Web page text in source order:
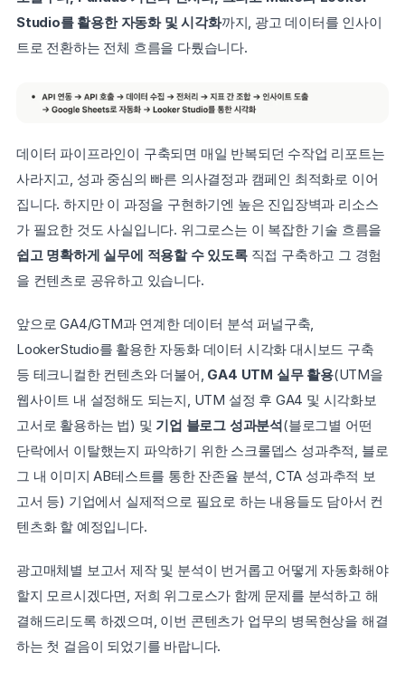
Studio를 활용한 자동화 및 시각화까지, 광고 데이터를 인사이
트로 전환하는 전체 흐름을 다뤘습니다.
데이터 파이프라인이 구축되면 매일 반복되던 수작업 리포트는
사라지고, 성과 중심의 빠른 의사결정과 캠페인 최적화로 이어
집니다. 하지만 이 과정을 구현하기엔 높은 진입장벽과 리소스
쉽고 명확하게 실무에 적용할 수 있도록 직접 구축하고 그 경험
을 컨텐츠로 공유하고 있습니다.
앞으로 GA4/GTM과 연계한 데이터 분석 퍼널구축,
LookerStudio를 활용한 자동화 데이터 시각화 대시보드 구축
등 테크니컬한 컨텐츠와 더불어, GA4 UTM 실무 활용(UTM을
웹사이트 내 설정해도 되는지, UTM 설정 후 GA4 및 시각화보
고서로 활용하는 법) 및 기업 블로그 성과분석(블로그별 어떤
단락에서 이탈했는지 파악하기 위한 스크롤뎁스 성과추적, 블로
그 내 이미지 AB테스트를 통한 잔존율 분석, CTA 성과추적 보
고서 등) 기업에서 실제적으로 필요로 하는 내용들도 담아서 컨
텐츠화 할 예정입니다.
광고매체별 보고서 제작 및 분석이 번거롭고 어떻게 자동화해야
할지 모르시겠다면, 저희 위그로스가 함께 문제를 분석하고 해
결해드리도록 하겠으며, 이번 콘텐츠가 업무의 병목현상을 해결
하는 첫 걸음이 되었기를 바랍니다.